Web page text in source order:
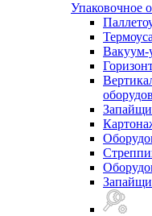
Упаковочное
Вакуум-